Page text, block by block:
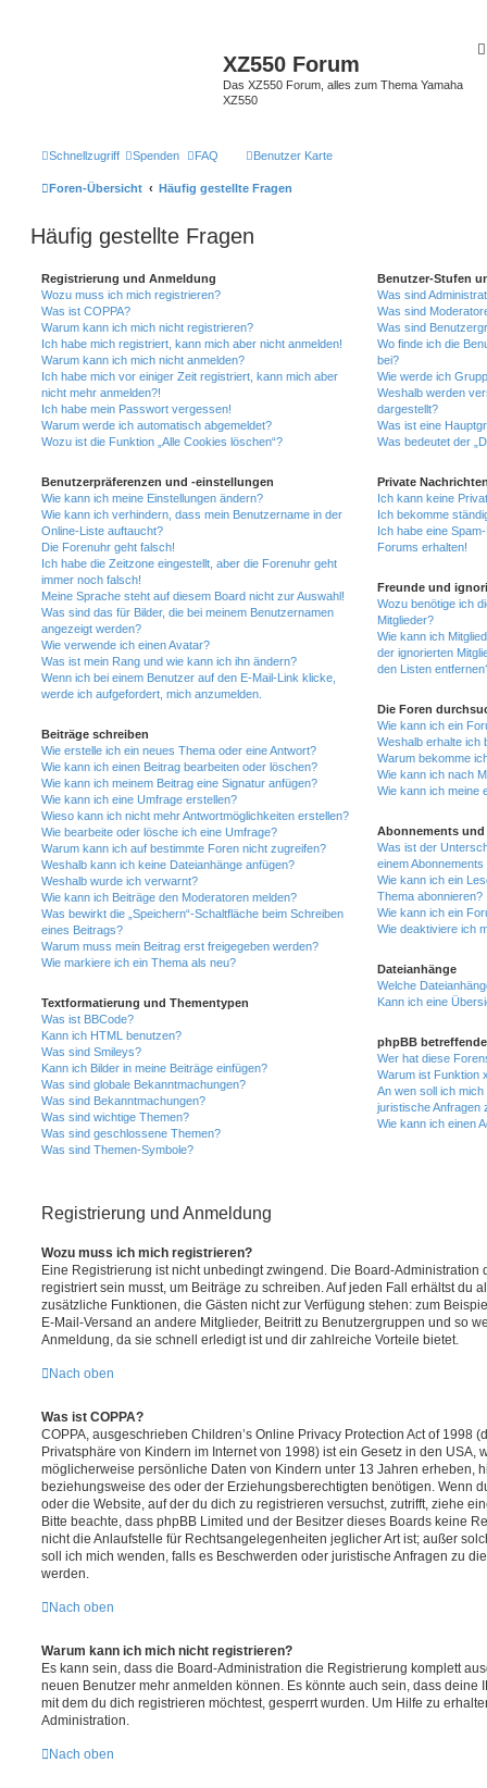
XZ550 Forum
Das XZ550 Forum, alles zum Thema Yamaha
XZ550
Schnellzugriff Spenden FAQ Benutzer Karte
Foren-Übersicht Häufig gestellte Fragen
Häufig gestellte Fragen
Registrierung und Anmeldung
Wozu muss ich mich registrieren?
Was ist COPPA?
Warum kann ich mich nicht registrieren?
Ich habe mich registriert, kann mich aber nicht anmelden!
Warum kann ich mich nicht anmelden?
Ich habe mich vor einiger Zeit registriert, kann mich aber
nicht mehr anmelden?!
Ich habe mein Passwort vergessen!
Warum werde ich automatisch abgemeldet?
Wozu ist die Funktion „Alle Cookies löschen“?
Benutzerpräferenzen und -einstellungen
Wie kann ich meine Einstellungen ändern?
Wie kann ich verhindern, dass mein Benutzername in der
Online-Liste auftaucht?
Die Forenuhr geht falsch!
Ich habe die Zeitzone eingestellt, aber die Forenuhr geht
immer noch falsch!
Meine Sprache steht auf diesem Board nicht zur Auswahl!
Was sind das für Bilder, die bei meinem Benutzernamen
angezeigt werden?
Wie verwende ich einen Avatar?
Was ist mein Rang und wie kann ich ihn ändern?
Wenn ich bei einem Benutzer auf den E-Mail-Link klicke,
werde ich aufgefordert, mich anzumelden.
Beiträge schreiben
Wie erstelle ich ein neues Thema oder eine Antwort?
Wie kann ich einen Beitrag bearbeiten oder löschen?
Wie kann ich meinem Beitrag eine Signatur anfügen?
Wie kann ich eine Umfrage erstellen?
Wieso kann ich nicht mehr Antwortmöglichkeiten erstellen?
Wie bearbeite oder lösche ich eine Umfrage?
Warum kann ich auf bestimmte Foren nicht zugreifen?
Weshalb kann ich keine Dateianhänge anfügen?
Weshalb wurde ich verwarnt?
Wie kann ich Beiträge den Moderatoren melden?
Was bewirkt die „Speichern“-Schaltfläche beim Schreiben
eines Beitrags?
Warum muss mein Beitrag erst freigegeben werden?
Wie markiere ich ein Thema als neu?
Textformatierung und Thementypen
Was ist BBCode?
Kann ich HTML benutzen?
Was sind Smileys?
Kann ich Bilder in meine Beiträge einfügen?
Was sind globale Bekanntmachungen?
Was sind Bekanntmachungen?
Was sind wichtige Themen?
Was sind geschlossene Themen?
Was sind Themen-Symbole?
Benutzer-Stufen
Was sind
Was sind
Was sind
Wo finde ich die
bei?
Wie werde ich
Weshalb werden
dargestellt?
Was ist eine
Was bedeutet der
Private
Ich kann keine
Ich bekomme
Ich habe eine
Forums erhalten!
Freunde und
Wozu benötige ich
Mitglieder?
Wie kann ich
der ignorierten
den Listen
Die Foren
Wie kann ich ein
Weshalb erhalte ich
Warum bekomme
Wie kann ich nach
Wie kann ich meine
Abonnements und
Was ist der
einem
Wie kann ich ein
Thema abonnieren?
Wie kann ich ein
Wie deaktiviere ich
Dateianhänge
Welche
Kann ich eine
phpBB
Wer hat diese
Warum ist Funktion
An wen soll ich
juristische Anfragen
Wie kann ich einen
Registrierung und Anmeldung
Wozu muss ich mich registrieren?
Eine Registrierung ist nicht unbedingt zwingend. Die Board-Administration
registriert sein musst, um Beiträge zu schreiben. Auf jeden Fall erhältst du
zusätzliche Funktionen, die Gästen nicht zur Verfügung stehen: zum
E-Mail-Versand an andere Mitglieder, Beitritt zu Benutzergruppen und so
Anmeldung, da sie schnell erledigt ist und dir zahlreiche Vorteile bietet.
Nach oben
Was ist COPPA?
COPPA, ausgeschrieben Children’s Online Privacy Protection Act of 1998
Privatsphäre von Kindern im Internet von 1998) ist ein Gesetz in den USA,
möglicherweise persönliche Daten von Kindern unter 13 Jahren erheben,
beziehungsweise des oder der Erziehungsberechtigten benötigen. Wenn
oder die Website, auf der du dich zu registrieren versuchst, zutrifft, ziehe
Bitte beachte, dass phpBB Limited und der Besitzer dieses Boards keine
nicht die Anlaufstelle für Rechtsangelegenheiten jeglicher Art ist; außer
soll ich mich wenden, falls es Beschwerden oder juristische Anfragen zu
werden.
Nach oben
Warum kann ich mich nicht registrieren?
Es kann sein, dass die Board-Administration die Registrierung komplett
neuen Benutzer mehr anmelden können. Es könnte auch sein, dass deine
mit dem du dich registrieren möchtest, gesperrt wurden. Um Hilfe zu
Administration.
Nach oben